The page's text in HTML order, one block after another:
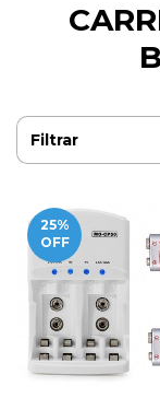
Filtrar
25%
OFF